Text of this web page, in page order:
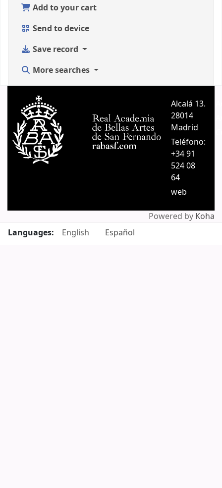
Add to your cart
Send to device
Save record
More searches
Alcalá 13.
28014
Madrid
Teléfono:
+34 91
524 08
64
web
Powered by Koha
Languages:
English Español